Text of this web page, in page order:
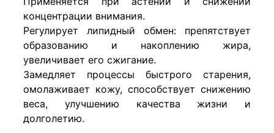
концентрации внимания.
Регулирует липидный обмен: препятствует
образова­нию и накоплению жира,
увеличивает его сжигание.
Замедляет процессы быстрого старения,
омолаживает кожу, способствует снижению
веса, улучшению качества жизни и
долголетию.